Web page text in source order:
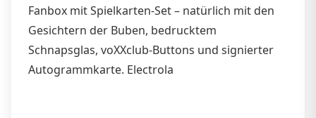
Fanbox mit Spielkarten-Set – natürlich mit den
Gesichtern der Buben, bedrucktem
Schnapsglas, voXXclub-Buttons und signierter
Autogrammkarte. Electrola